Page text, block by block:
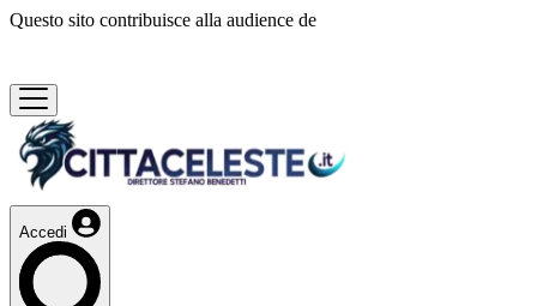
Questo sito contribuisce alla audience de
Accedi